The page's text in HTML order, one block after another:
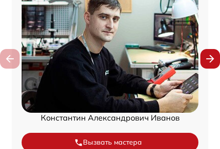
Константин Александрович Иванов
Вызвать мастера